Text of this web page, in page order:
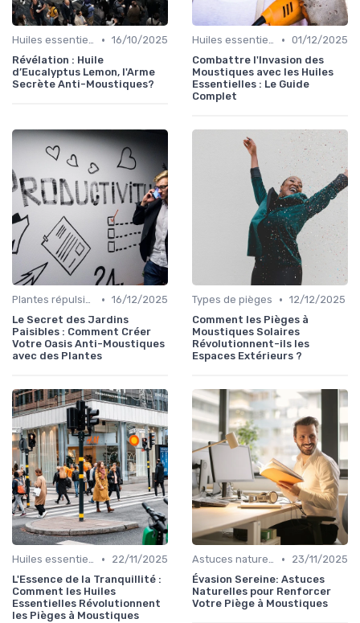
Huiles essentielles • 16/10/2025
Révélation : Huile
d’Eucalyptus Lemon, l'Arme
Secrète Anti-Moustiques?
Huiles essentielles • 01/12/2025
Combattre l'Invasion des
Moustiques avec les Huiles
Essentielles : Le Guide
Complet
Plantes répulsives • 16/12/2025
Le Secret des Jardins
Paisibles : Comment Créer
Votre Oasis Anti-Moustiques
avec des Plantes
Types de pièges • 12/12/2025
Comment les Pièges à
Moustiques Solaires
Révolutionnent-ils les
Espaces Extérieurs ?
Huiles essentielles •
22/11/2025
L'Essence de la Tranquillité :
Comment les Huiles
Essentielles Révolutionnent
les Pièges à Moustiques
Astuces naturelles •
23/11/2025
Évasion Sereine: Astuces
Naturelles pour Renforcer
Votre Piège à Moustiques